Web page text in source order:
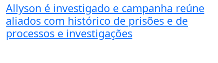
Allyson é investigado e campanha reúne
aliados com histórico de prisões e de
processos e investigações